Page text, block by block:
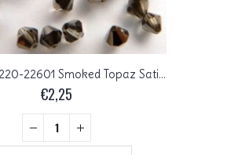
04-MC-10220-22601 Smoked Topaz Satin bicones 4 mm 50 stuks
€2,25